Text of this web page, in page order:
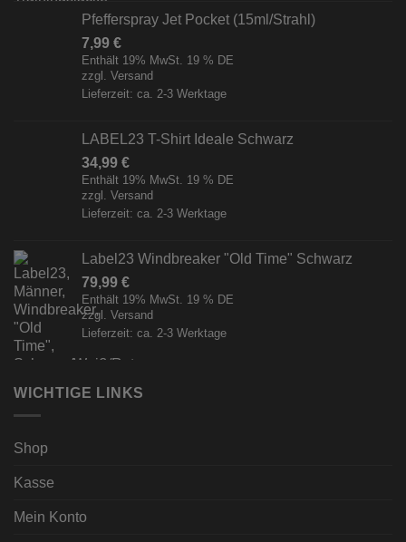
Pfefferspray Jet Pocket (15ml/Strahl)
7,99 €
Enthält 19% MwSt. 19 % DE
zzgl. Versand
Lieferzeit: ca. 2-3 Werktage
LABEL23 T-Shirt Ideale Schwarz
34,99 €
Enthält 19% MwSt. 19 % DE
zzgl. Versand
Lieferzeit: ca. 2-3 Werktage
Label23 Windbreaker "Old Time" Schwarz
79,99 €
Enthält 19% MwSt. 19 % DE
zzgl. Versand
Lieferzeit: ca. 2-3 Werktage
WICHTIGE LINKS
Shop
Kasse
Mein Konto